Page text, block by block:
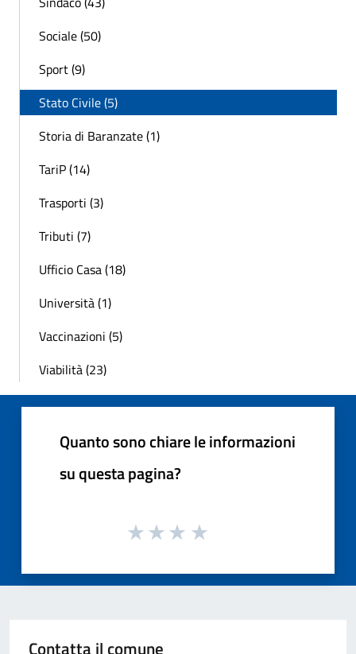
Sociale (50)
Sport (9)
Stato Civile (5)
Storia di Baranzate (1)
TariP (14)
Trasporti (3)
Tributi (7)
Ufficio Casa (18)
Università (1)
Vaccinazioni (5)
Viabilità (23)
Quanto sono chiare le informazioni
su questa pagina?
Contatta il comune